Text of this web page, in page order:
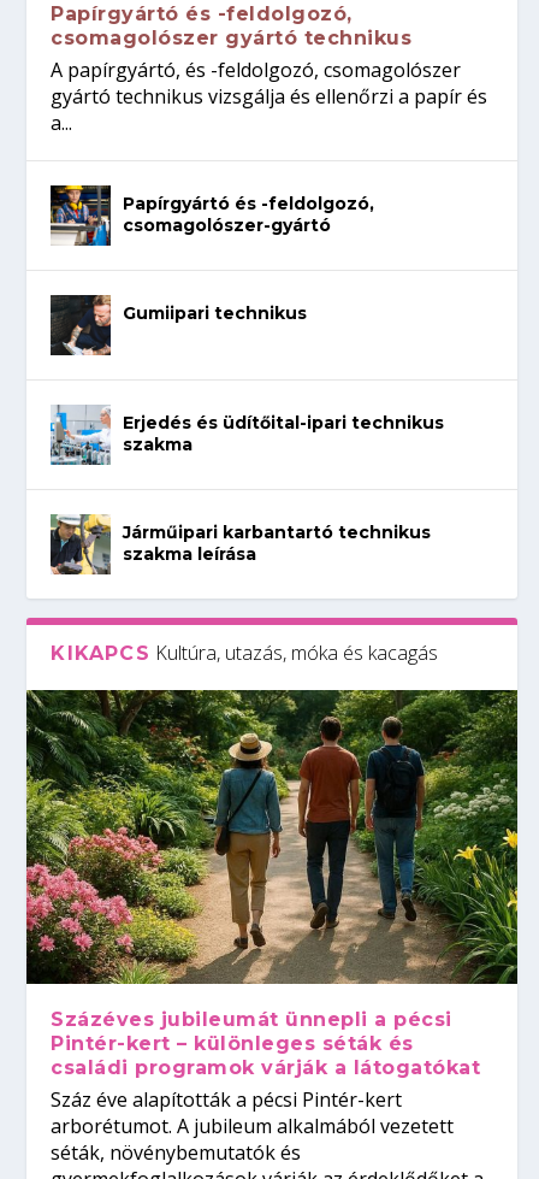
Papírgyártó és -feldolgozó,
csomagolószer gyártó technikus
A papírgyártó, és -feldolgozó, csomagolószer
gyártó technikus vizsgálja és ellenőrzi a papír és
a...
Papírgyártó és -feldolgozó,
csomagolószer-gyártó
Gumiipari technikus
Erjedés és üdítőital-ipari technikus
szakma
Járműipari karbantartó technikus
szakma leírása
KIKAPCS Kultúra, utazás, móka és kacagás
Százéves jubileumát ünnepli a pécsi
Pintér-kert – különleges séták és
családi programok várják a látogatókat
Száz éve alapították a pécsi Pintér-kert
arborétumot. A jubileum alkalmából vezetett
séták, növénybemutatók és